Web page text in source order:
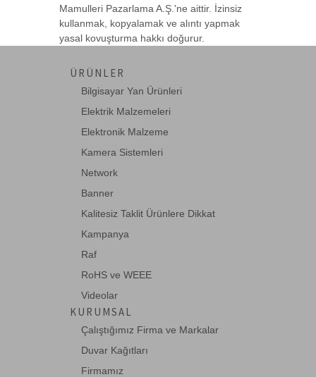
Mamulleri Pazarlama A.Ş.'ne aittir. İzinsiz
kullanmak, kopyalamak ve alıntı yapmak
yasal kovuşturma hakkı doğurur.
ÜRÜNLER
Bilgisayar Yan Ürünleri
Elektrik Malzemeleri
Elektronik Malzeme
Kamera Sistemleri
Network
Banner
Kalitesiz Taklit Ürünlere Dikkat
Kampanya
Raf
RoHS ve WEEE
Videolar
KURUMSAL
Çalıştığımız Firma ve Markalar
Duvar Kağıtları
Firmamız